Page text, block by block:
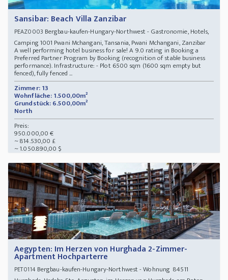
Sansibar: Beach Villa Zanzibar
PEAZ0003 Bergbau-kaufen-Hungary-Northwest - Gastronomie, Hotels,
Camping 1001 Pwani Mchangani, Tansania, Pwani Mchangani, Zanzibar
A well performing hotel business for sale! A 9.0 rating in Booking a
Preferred Partner Program by Booking (recognition of stable business
performance). Infrastructure: - Plot 6500 sqm (1600 sqm empty but
fenced), fully fenced ...
Zimmer: 13
Wohnfläche: 1.500,00m²
Grundstück: 6.500,00m²
North
Preis:
950.000,00 €
~ 814.530,00 £
~ 1.050.890,00 $
Aegypten: Im Herzen von Hurghada 2-Zimmer-
Apartment Hochparterre
PET0114Bergbau-kaufen-Hungary-Northwest - Wohnung 84511